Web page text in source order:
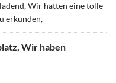
Wir hatten eine tolle
erkunden,
Wir haben